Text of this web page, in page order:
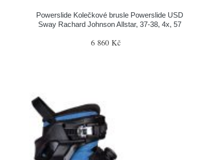
Powerslide Kolečkové brusle Powerslide USD
Sway Rachard Johnson Allstar, 37-38, 4x, 57
6 860 Kč